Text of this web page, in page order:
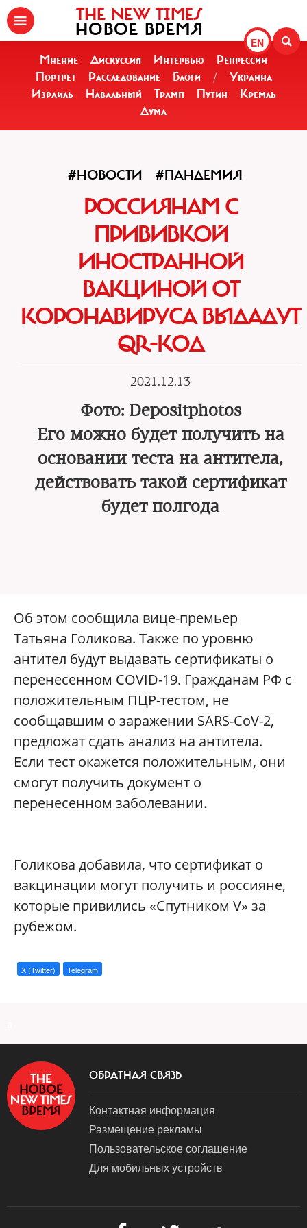
EN
THE NEW TIMES
НОВОЕ ВРЕМЯ
Мнение Дискуссия Интервью
Репрессии
Портрет
Расследование Блоги /
Украина
Израиль
Навальный Трамп Путин
Кремль
Дума
#НОВОСТИ #ПАНДЕМИЯ
РОССИЯНАМ С
ПРИВИВКОЙ
ИНОСТРАННОЙ
ВАКЦИНОЙ ОТ
КОРОНАВИРУСА ВЫДАДУТ
QR-КОД
2021.12.13
Фото: Depositphotos
Его можно будет получить на
основании теста на антитела,
действовать такой сертификат
будет полгода
Об этом сообщила вице-премьер
Татьяна Голикова. Также по уровню
антител будут выдавать сертификаты о
перенесенном COVID-19. Гражданам РФ с
положительным ПЦР-тестом, не
сообщавшим о заражении SARS-CoV-2,
предложат сдать анализ на антитела.
Если тест окажется положительным, они
смогут получить документ о
перенесенном заболевании.
Голикова добавила, что сертификат о
вакцинации могут получить и россияне,
которые привились «Спутником V» за
рубежом.
X (Twitter) Telegram
ОБРАТНАЯ СВЯЗЬ
Контактная информация
Размещение рекламы
Пользовательское соглашение
Для мобильных устройств